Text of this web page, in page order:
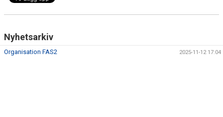
Nyhetsarkiv
Organisation FAS2 2025-11-12 17:04